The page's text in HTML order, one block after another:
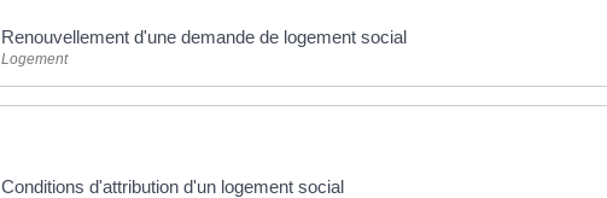
Renouvellement d'une demande de logement social
Logement
Conditions d'attribution d'un logement social